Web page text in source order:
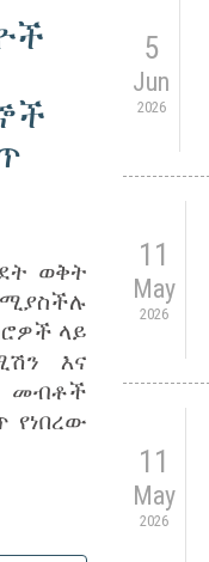
ወቅት
ላይ
እና
መብቶች
5
Jun
2026
11
May
2026
11
May
2026